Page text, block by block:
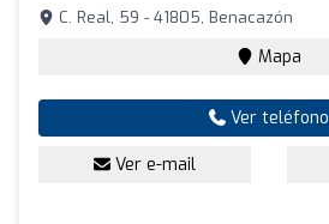
C. Real, 59 - 41805, Benacazón
Mapa
Ver teléfono
Ver e-mail